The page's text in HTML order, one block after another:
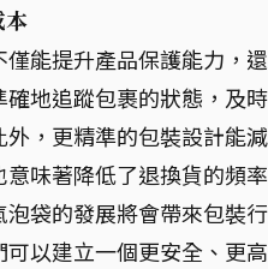
本
能提升產品保護能力，
地追蹤包裹的狀態，及
，更精準的包裝設計能
味著降低了退換貨的頻
袋的發展將會帶來包裝
以建立一個更安全、更